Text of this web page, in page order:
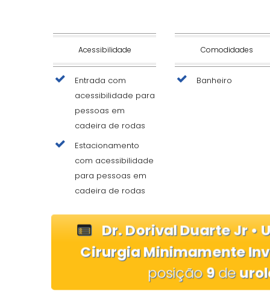
Acessibilidade
Entrada com
acessibilidade para
pessoas em
cadeira de rodas
Estacionamento
com acessibilidade
para pessoas em
cadeira de rodas
Comodidades
Banheiro
Dr. Dorival Duarte Jr
Cirurgia Minimamente
posição9de